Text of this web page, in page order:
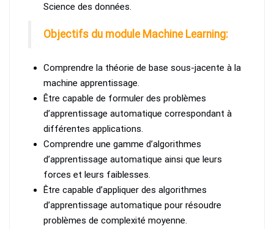
Science des données.
Objectifs du module Machine Learning:
Comprendre la théorie de base sous-jacente à la
machine apprentissage.
Être capable de formuler des problèmes
d’apprentissage automatique correspondant à
différentes applications.
Comprendre une gamme d’algorithmes
d’apprentissage automatique ainsi que leurs
forces et leurs faiblesses.
Être capable d’appliquer des algorithmes
d’apprentissage automatique pour résoudre
problèmes de complexité moyenne.